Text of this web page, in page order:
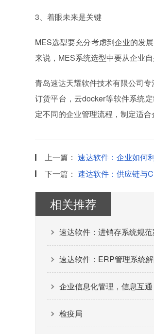
3、着眼未来是关键
MES选型要充分考虑到企业的发
来说，MES系统选型中要从企业
青岛速达天耀软件技术有限公司
订货平台，云docker等软件系统
定不同的企业管理流程，制定适
上一篇： 速达软件：企业如何
下一篇： 速达软件：供应链与
相关推荐
速达软件：进销存系统规
速达软件：ERP管理系统
企业信息化管理，信息互通
检疫局